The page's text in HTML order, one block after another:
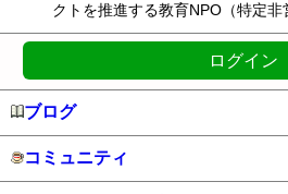
クトを推進する教育NPO（特定非
ログイン
ブログ
コミュニティ